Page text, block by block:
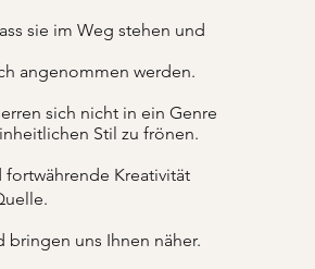
sie im Weg stehen und
angenommen werden.
sich nicht in ein Genre
Stil zu frönen.
Kreativität
bringen uns Ihnen näher.